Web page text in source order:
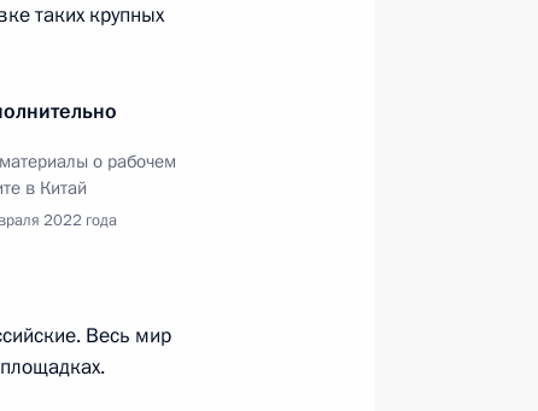
4
таких крупных
о рабочем
в Китай
2022 года
Весь мир